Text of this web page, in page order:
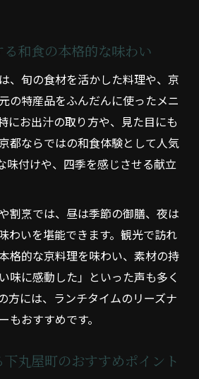
和食の本格的な味わい
、旬の食材を活かした料理や、京
の特産品をふんだんに使ったメニ
にお出汁の取り方や、見た目にも
都ならではの和食体験として人気
味付けや、四季を感じさせる献立
割烹では、昼は季節の御膳、夜は
わいを堪能できます。観光で訪れ
格的な京料理を味わい、素材の持
味に感動した」といった声も多く
方には、ランチタイムのリーズナ
もおすすめです。
丸屋町のおすすめポイント